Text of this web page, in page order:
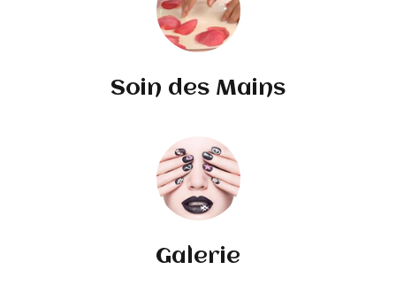
Soin des Mains
Galerie